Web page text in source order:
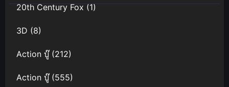
20th Century Fox(1)
3D (8)
Action บู๊(212)
Action บู๊(555)